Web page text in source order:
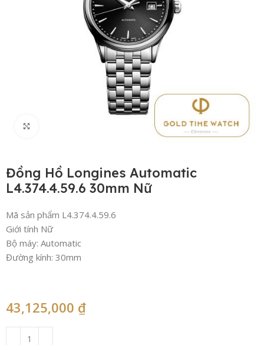
Đồng Hồ Longines Automatic
L4.374.4.59.6 30mm Nữ
Mã sản phẩm L4.374.4.59.6
Giới tính Nữ
Bộ máy: Automatic
Đường kính: 30mm
43,125,000 ₫